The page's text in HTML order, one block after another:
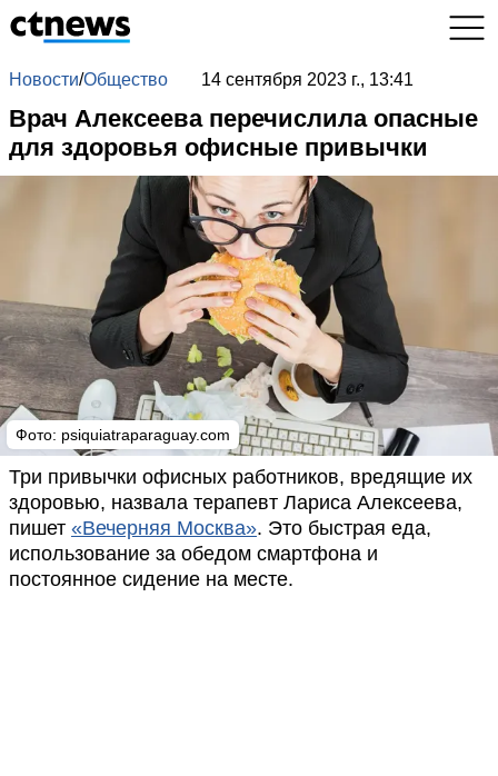
Новости/Общество 14 сентября 2023 г., 13:41
Врач Алексеева перечислила опасные
для здоровья офисные привычки
Фото: psiquiatraparaguay.com
Три привычки офисных работников, вредящие их
здоровью, назвала терапевт Лариса Алексеева,
пишет «Вечерняя Москва». Это быстрая еда,
использование за обедом смартфона и
постоянное сидение на месте.